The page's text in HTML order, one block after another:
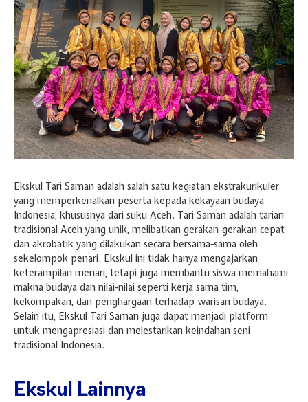
Hari Guru 24 November
Ekskul Tari Saman adalah salah satu kegiatan ekstrakurikuler
yang memperkenalkan peserta kepada kekayaan budaya
Indonesia, khususnya dari suku Aceh. Tari Saman adalah tarian
tradisional Aceh yang unik, melibatkan gerakan-gerakan cepat
dan akrobatik yang dilakukan secara bersama-sama oleh
sekelompok penari. Ekskul ini tidak hanya mengajarkan
keterampilan menari, tetapi juga membantu siswa memahami
makna budaya dan nilai-nilai seperti kerja sama tim,
kekompakan, dan penghargaan terhadap warisan budaya.
Selain itu, Ekskul Tari Saman juga dapat menjadi platform
untuk mengapresiasi dan melestarikan keindahan seni
tradisional Indonesia.
Ekskul Lainnya